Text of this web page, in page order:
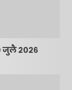
जुलै २०२६